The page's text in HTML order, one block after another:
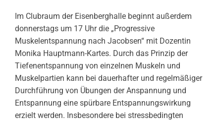
Im Clubraum der Eisenberghalle beginnt außerdem
donnerstags um 17 Uhr die „Progressive
Muskelentspannung nach Jacobsen“ mit Dozentin
Monika Hauptmann-Kartes. Durch das Prinzip der
Tiefenentspannung von einzelnen Muskeln und
Muskelpartien kann bei dauerhafter und regelmäßiger
Durchführung von Übungen der Anspannung und
Entspannung eine spürbare Entspannungswirkung
erzielt werden. Insbesondere bei stressbedingten